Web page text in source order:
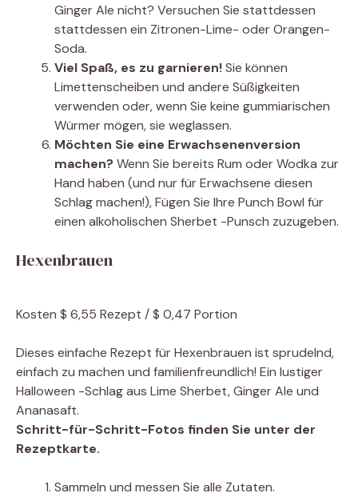
Ginger Ale nicht? Versuchen Sie stattdessen
stattdessen ein Zitronen-Lime- oder Orangen-
Soda.
Viel Spaß, es zu garnieren!Sie können
Limettenscheiben und andere Süßigkeiten
verwenden oder, wenn Sie keine gummiarischen
Würmer mögen, sie weglassen.
Möchten Sie eine Erwachsenenversion
machen? Wenn Sie bereits Rum oder Wodka zur
Hand haben (und nur für Erwachsene diesen
Schlag machen!), Fügen Sie Ihre Punch Bowl für
einen alkoholischen Sherbet -Punsch zuzugeben.
Hexenbrauen
Kosten $ 6,55 Rezept / $ 0,47 Portion
Dieses einfache Rezept für Hexenbrauen ist sprudelnd,
einfach zu machen und familienfreundlich! Ein lustiger
Halloween -Schlag aus Lime Sherbet, Ginger Ale und
Ananasaft.
Schritt-für-Schritt-Fotos finden Sie unter der
Rezeptkarte.
Sammeln und messen Sie alle Zutaten.